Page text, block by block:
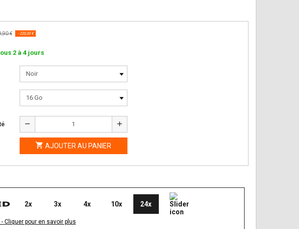
€ - 220,00 €
2 à 4 jours
remove add
 AJOUTER AU PANIER
2x 3x 4x 10x 24x
- Cliquer pour en savoir plus